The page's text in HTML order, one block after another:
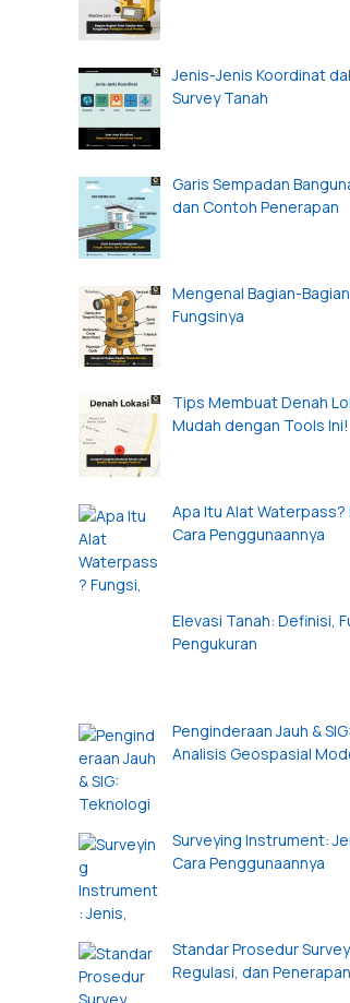
Jenis-Jenis Koordinat
Survey Tanah
Garis Sempadan
dan Contoh Penerapan
Mengenal Bagian-
Fungsinya
Tips Membuat Denah
Mudah dengan Tools Ini!
Apa Itu Alat Waterpass?
Cara Penggunaannya
Elevasi Tanah: Definisi,
Pengukuran
Penginderaan Jauh &
Analisis Geospasial
Surveying Instrument:
Cara Penggunaannya
Standar Prosedur
Regulasi, dan Penerapan